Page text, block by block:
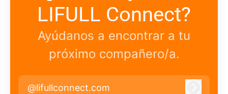
LIFULL Connect?
Ayúdanos a encontrar a tu
próximo compañero/a.
@lifullconnect.com